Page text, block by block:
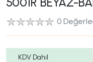
0
KDV Dahil